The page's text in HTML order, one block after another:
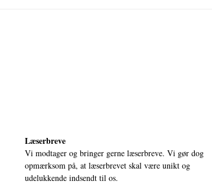
Læserbreve
Vi modtager og bringer gerne læserbreve. Vi gør dog
opmærksom på, at læserbrevet skal være unikt og
udelukkende indsendt til os.